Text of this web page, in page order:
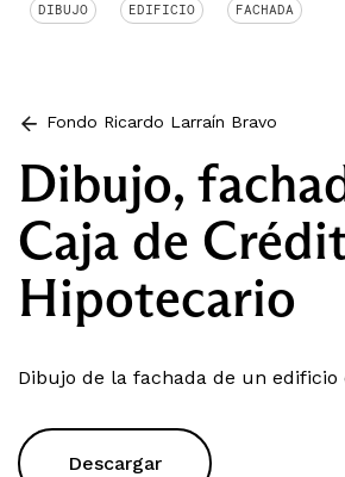
DIBUJO EDIFICIO FACHADA
Fondo Ricardo Larraín Bravo
Dibujo,
Caja de
Hipotecario
Dibujo de la fachada de un edificio
Descargar